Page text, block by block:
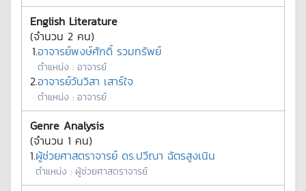
English Literature
(จำนวน 2 คน)
1.อาจารย์พงษ์ศักดิ์ รวมทรัพย์
ตำแหน่ง : อาจารย์
2.อาจารย์วันวิสา เสาร์ใจ
ตำแหน่ง : อาจารย์
Genre Analysis
(จำนวน 1 คน)
1.ผู้ช่วยศาสตราจารย์ ดร.ปวีณา ฉัตรสูงเนิน
ตำแหน่ง : ผู้ช่วยศาสตราจารย์